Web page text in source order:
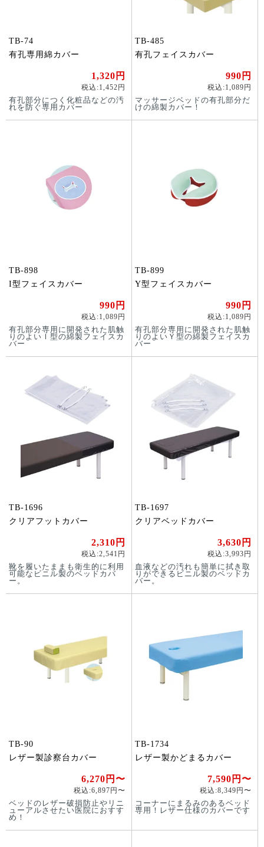
TB-74
有孔専用綿カバー
1,320円
税込:1,452円
有孔部分につく化粧品などの汚
れを防ぐ専用カバー
TB-485
有孔フェイスカバー
990円
税込:1,089円
マッサージベッドの有孔部分だ
けの綿製カバー！
TB-898
I型フェイスカバー
990円
税込:1,089円
有孔部分専用に開発された肌触
りのよいＩ型の綿製フェイスカ
バー
TB-899
Y型フェイスカバー
990円
税込:1,089円
有孔部分専用に開発された肌触
りのよいＹ型の綿製フェイスカ
バー
TB-1696
クリアフットカバー
2,310円
税込:2,541円
靴を履いたままも衛生的に利用
可能なビニル製のベッドカバ
ー。
TB-1697
クリアベッドカバー
3,630円
税込:3,993円
血液などの汚れも簡単に拭き取
りができるビニル製のベッドカ
バー。
TB-90
レザー製診察台カバー
6,270円〜
税込:6,897円〜
ベッドのレザー破損防止やリニ
ューアルさせたい医院におすす
め！
TB-1734
レザー製かどまるカバー
7,590円〜
税込:8,349円〜
コーナーにまるみのあるベッド
専用！レザー仕様のカバーです